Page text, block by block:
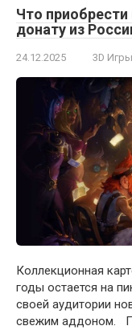
Что
донату из
24.12.2025 3D Игры
Коллекционная
годы остается на
своей аудитории
свежим аддоном.